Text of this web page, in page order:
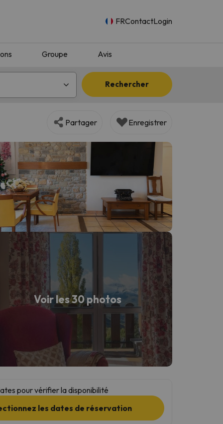
FRContactLogin
Groupe Avis
Rechercher
Partager Enregistrer
Voir les 30 photos
pour vérifier la disponibilité
les dates de réservation